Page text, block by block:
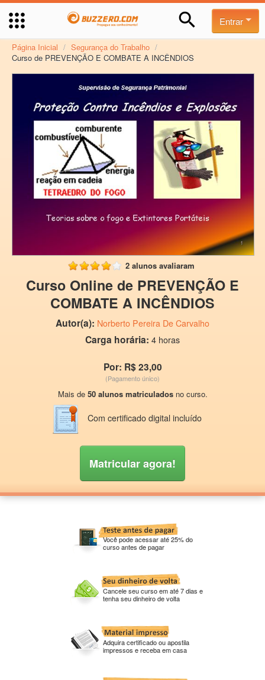
Entrar
Página Inicial / Segurança do Trabalho /
Curso de PREVENÇÃO E COMBATE A INCÊNDIOS
2 alunos avaliaram
Curso Online de PREVENÇÃO E
COMBATE A INCÊNDIOS
Autor(a): Norberto Pereira De Carvalho
Carga horária: 4 horas
Por: R$ 23,00
(Pagamento único)
Mais de 50 alunos matriculadosno curso.
Com certificado digital incluído
Matricular agora!
Você pode acessar até 25% do
curso antes de pagar
Cancele seu curso em até 7 dias e
tenha seu dinheiro de volta
Adquira certificado ou apostila
impressos e receba em casa